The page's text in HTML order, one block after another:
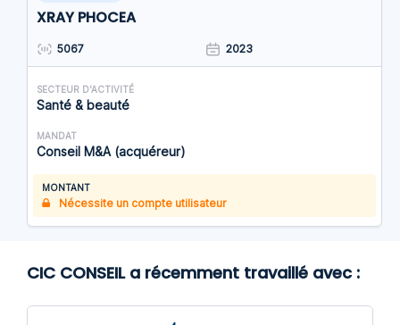
XRAY PHOCEA
5067 2023
SECTEUR D'ACTIVITÉ
Santé & beauté
MANDAT
Conseil M&A (acquéreur)
MONTANT
Nécessite un compte utilisateur
CIC CONSEIL a récemment travaillé avec :